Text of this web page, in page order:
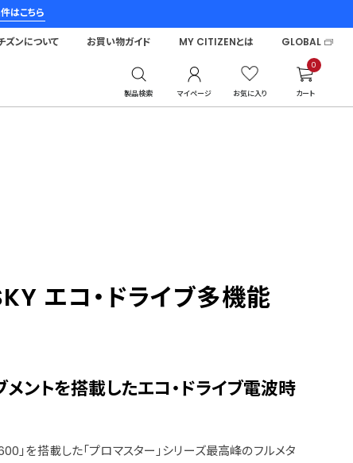
はこちら
製品検索 マイページ お気に入り
0
カート
ズンについて お買い物ガイド MY CITIZENとは GLOBAL
エコ・ドライブ多機能
ントを搭載したエコ・ドライブ電波時
」を搭載した「プロマスター」シリーズ最高峰のフルメタ